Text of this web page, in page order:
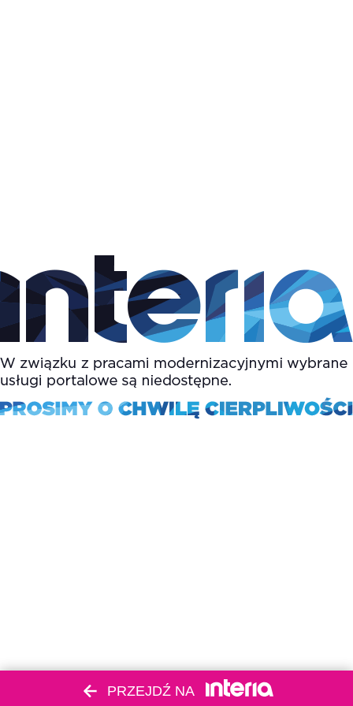
PRZEJDŹ NA